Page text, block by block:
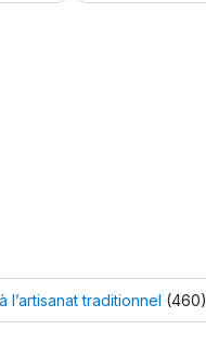
l’artisanat traditionnel (460)